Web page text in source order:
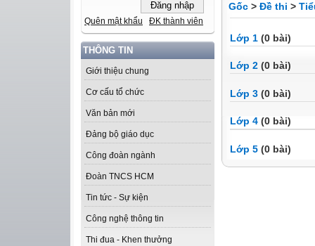
Quên mật khẩu ĐK thành viên
THÔNG TIN
Giới thiệu chung
Cơ cấu tổ chức
Văn bản mới
Đảng bộ giáo dục
Công đoàn ngành
Đoàn TNCS HCM
Tin tức - Sự kiện
Công nghệ thông tin
Thi đua - Khen thưởng
Gốc > Đề thi >
Lớp 1 (0 bài)
Lớp 2 (0 bài)
Lớp 3 (0 bài)
Lớp 4 (0 bài)
Lớp 5 (0 bài)